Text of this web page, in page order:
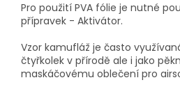
Pro použití PVA fólie je nutné
přípravek - Aktivátor.
Vzor kamufláž je často
čtyřkolek v přírodě ale i jako
maskáčovému oblečení pro